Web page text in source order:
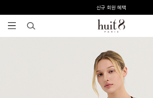
전 회원 무료배송 / 1회 사이즈 교환 무료